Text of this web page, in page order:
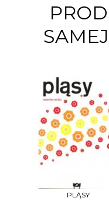
PLĄSY